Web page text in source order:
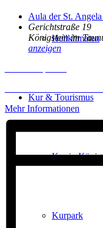
Heilklimaten
Kur & Tourismus
Kur in
Kurpark
Aula der St.
Gerichtstraße 19
Königstein im
anzeigen
Mehr Informationen